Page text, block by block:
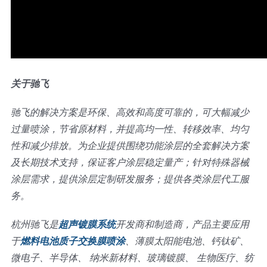
关于驰飞
驰飞的解决方案是环保、高效和高度可靠的，可大幅减少
过量喷涂，节省原材料，并提高均一性、转移效率、均匀
性和减少排放。为企业提供围绕功能涂层的全套解决方案
及长期技术支持，保证客户涂层稳定量产；针对特殊器械
涂层需求，提供涂层定制研发服务；提供各类涂层代工服
务。
杭州驰飞是超声镀膜系统开发商和制造商，产品主要应用
于燃料电池质子交换膜喷涂、薄膜太阳能电池、钙钛矿、
微电子、半导体、 纳米新材料、玻璃镀膜、 生物医疗、纺